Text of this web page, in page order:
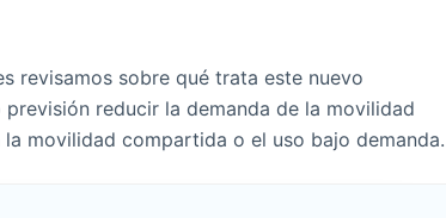
revisamos sobre qué trata este nuevo
reducir la demanda de la movilidad
movilidad compartida o el uso bajo demanda.